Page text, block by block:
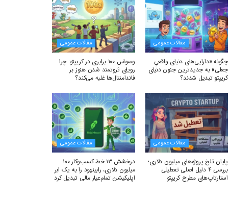
مقالات عمومی
چگونه «دارایی‌های دنیای واقعیِ
جعلی» به جدیدترین جنون دنیای
کریپتو تبدیل شدند؟
مقالات عمومی
وسواس ۱۰۰ برابری در کریپتو: چرا
رویای ثروتمند شدن هنوز بر
فاندامنتال‌ها غلبه می‌کند؟
مقالات عمومی
پایان تلخ پروژه‌های میلیون دلاری؛
بررسی ۴ دلیل اصلی تعطیلی
استارتاپ‌های مطرح کریپتو
مقالات عمومی
درخشش ۱۳ خط کسب‌وکار ۱۰۰
میلیون دلاری، رابینهود را به یک ابر
اپلیکیشن تمام‌عیار مالی تبدیل کرد